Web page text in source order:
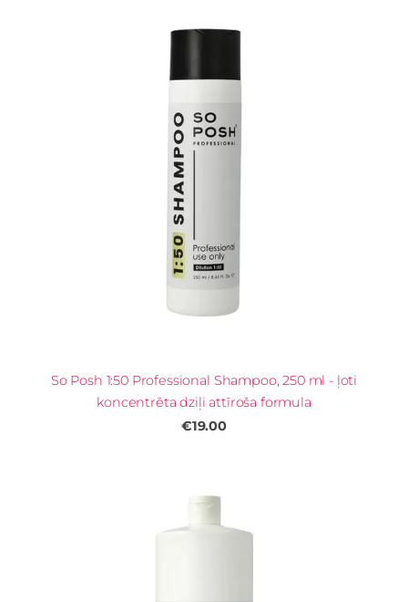
So Posh 1:50 Professional Shampoo, 250 ml - ļoti
koncentrēta dziļi attīroša formula
€19.00